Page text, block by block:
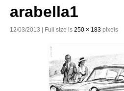
arabella1
12/03/2013 | Full size is 250 × 183 pixels